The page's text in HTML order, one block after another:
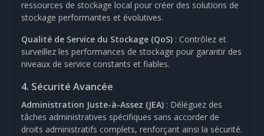
ressources de stockage local pour créer des solutions de
stockage performantes et évolutives.
Qualité de Service du Stockage (QoS) : Contrôlez et
surveillez les performances de stockage pour garantir des
niveaux de service constants et fiables.
4. Sécurité Avancée
Administration Juste-à-Assez (JEA) : Déléguez des
tâches administratives spécifiques sans accorder de
droits administratifs complets, renforçant ainsi la sécurité.